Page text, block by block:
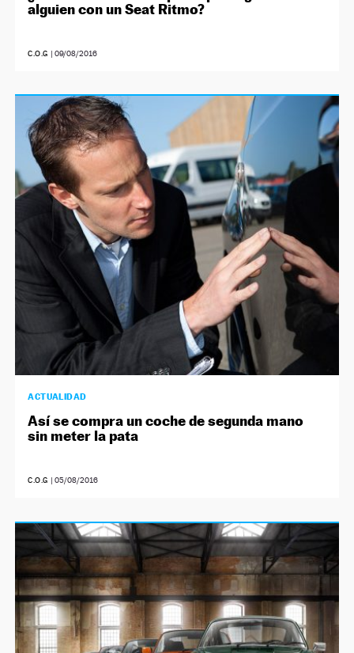
alguien con un Seat Ritmo?
C.O.G | 09/08/2016
ACTUALIDAD
Así se compra un coche de segunda mano
sin meter la pata
C.O.G | 05/08/2016